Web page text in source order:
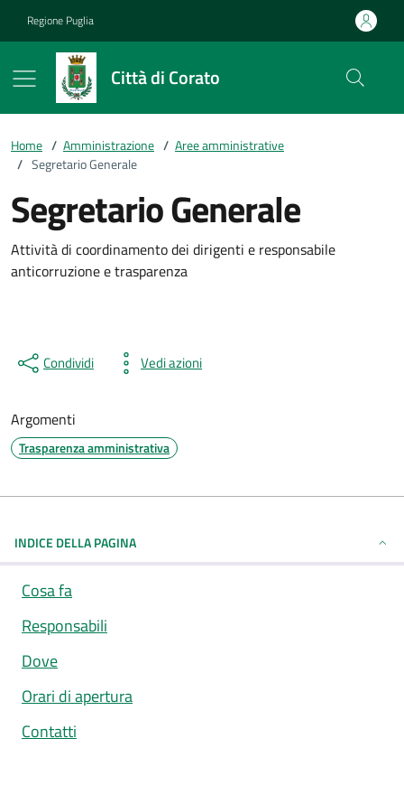
Regione Puglia
Città di Corato
Home / Amministrazione / Aree amministrative
/ Segretario Generale
Segretario Generale
Attività di coordinamento dei dirigenti e responsabile
anticorruzione e trasparenza
Condividi Vedi azioni
Argomenti
Trasparenza amministrativa
INDICE DELLA PAGINA
Cosa fa
Responsabili
Dove
Orari di apertura
Contatti